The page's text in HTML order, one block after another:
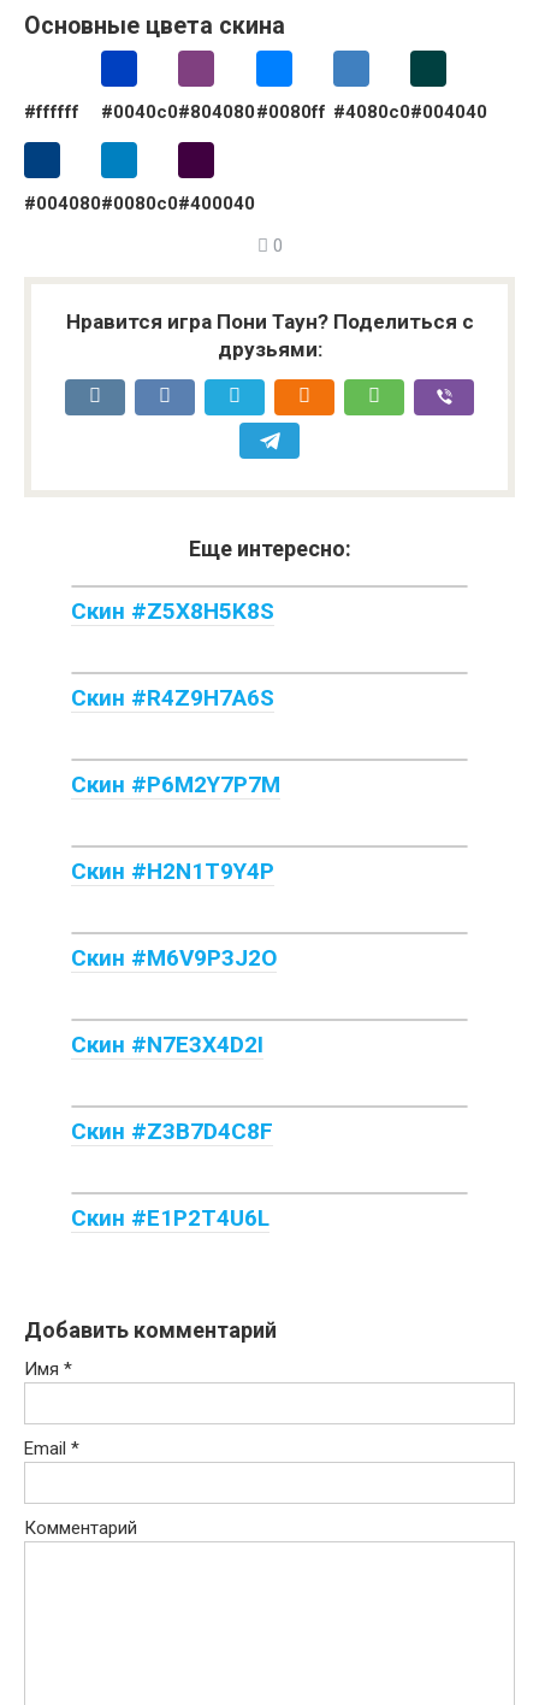
Основные цвета скина
#ffffff #0040c0#804080#0080ff #4080c0#004040
#004080#0080c0#400040
0
Нравится игра Пони Таун? Поделиться с
друзьями:
Еще интересно:
Скин #Z5X8H5K8S
Скин #R4Z9H7A6S
Скин #P6M2Y7P7M
Скин #H2N1T9Y4P
Скин #M6V9P3J2O
Скин #N7E3X4D2I
Скин #Z3B7D4C8F
Скин #E1P2T4U6L
Добавить комментарий
Имя *
Email *
Комментарий